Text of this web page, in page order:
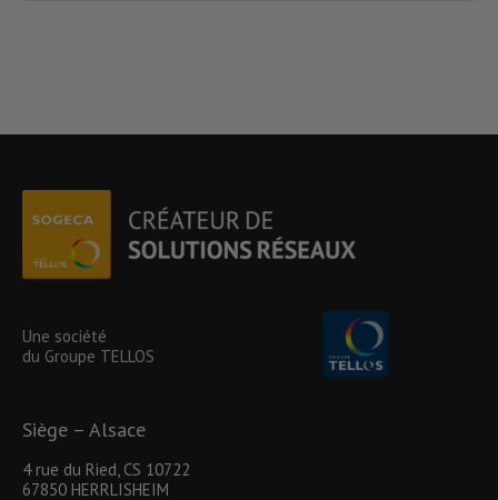
Une société
du Groupe TELLOS
Siège – Alsace
4 rue du Ried, CS 10722
67850 HERRLISHEIM